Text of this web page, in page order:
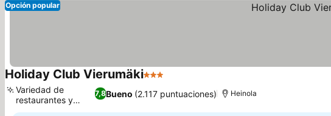
Opción popular
Holiday Club Vierumäki3 Estrellas
7,8Bueno (2.117 puntuaciones)
Variedad de
restaurantes y
pubs
Heinola